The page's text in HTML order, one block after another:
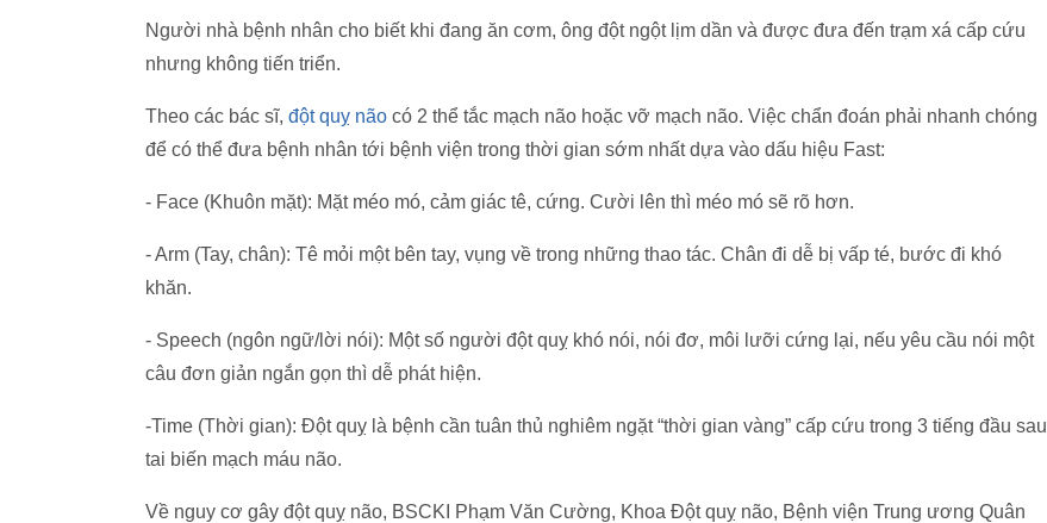
Người nhà bệnh nhân cho biết khi đang ăn cơm, ông đột ngột lịm dần và được đưa đến trạm xá cấp cứu
nhưng không tiến triển.
Theo các bác sĩ, đột quỵ não có 2 thể tắc mạch não hoặc vỡ mạch não. Việc chẩn đoán phải nhanh chóng
để có thể đưa bệnh nhân tới bệnh viện trong thời gian sớm nhất dựa vào dấu hiệu Fast:
- Face (Khuôn mặt): Mặt méo mó, cảm giác tê, cứng. Cười lên thì méo mó sẽ rõ hơn.
- Arm (Tay, chân): Tê mỏi một bên tay, vụng về trong những thao tác. Chân đi dễ bị vấp té, bước đi khó
khăn.
- Speech (ngôn ngữ/lời nói): Một số người đột quỵ khó nói, nói đơ, môi lưỡi cứng lại, nếu yêu cầu nói một
câu đơn giản ngắn gọn thì dễ phát hiện.
-Time (Thời gian): Đột quỵ là bệnh cần tuân thủ nghiêm ngặt “thời gian vàng” cấp cứu trong 3 tiếng đầu sau
tai biến mạch máu não.
Về nguy cơ gây đột quỵ não, BSCKI Phạm Văn Cường, Khoa Đột quỵ não, Bệnh viện Trung ương Quân